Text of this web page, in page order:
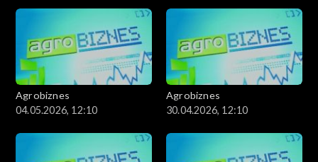
Agrobiznes
04.05.2026, 12:10
Agrobiznes
30.04.2026, 12:10